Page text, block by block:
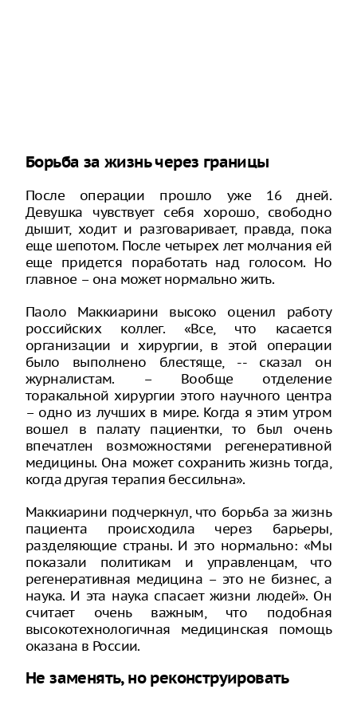
Борьба за жизнь через границы
После операции прошло уже 16 дней.
Девушка чувствует себя хорошо, свободно
дышит, ходит и разговаривает, правда, пока
еще шепотом. После четырех лет молчания ей
еще придется поработать над голосом. Но
главное – она может нормально жить.
Паоло Маккиарини высоко оценил работу
российских коллег. «Все, что касается
организации и хирургии, в этой операции
было выполнено блестяще, -- сказал он
журналистам. – Вообще отделение
торакальной хирургии этого научного центра
– одно из лучших в мире. Когда я этим утром
вошел в палату пациентки, то был очень
впечатлен возможностями регенеративной
медицины. Она может сохранить жизнь тогда,
когда другая терапия бессильна».
Маккиарини подчеркнул, что борьба за жизнь
пациента происходила через барьеры,
разделяющие страны. И это нормально: «Мы
показали политикам и управленцам, что
регенеративная медицина – это не бизнес, а
наука. И эта наука спасает жизни людей». Он
считает очень важным, что подобная
высокотехнологичная медицинская помощь
оказана в России.
Не заменять, но реконструировать